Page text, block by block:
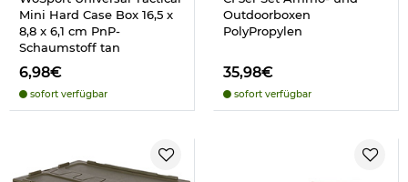
Mini Hard Case Box 16,5 x
8,8 x 6,1 cm PnP-
Schaumstoff tan
6,98€
sofort verfügbar
Outdoorboxen
PolyPropylen
35,98€
sofort verfügbar